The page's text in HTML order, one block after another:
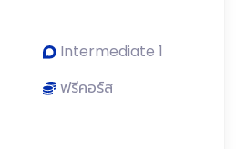
Intermediate 1
ฟรีคอร์ส